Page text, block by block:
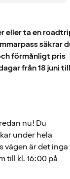
eller ta en
säkrar
förmånligt pris
från 18 juni till
nu! Du
under hela
vägen är det inga
till kl. 16:00 på